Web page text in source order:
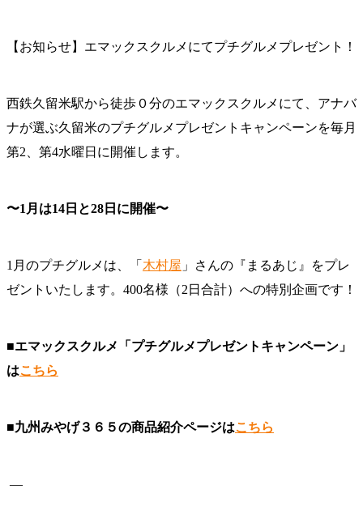
【お知らせ】エマックスクルメにてプチグルメプレゼント！
西鉄久留米駅から徒歩０分のエマックスクルメにて、アナバ
ナが選ぶ久留米のプチグルメプレゼントキャンペーンを毎月
第2、第4水曜日に開催します。
〜1月は14日と28日に開催〜
1月のプチグルメは、「 木村屋 」さんの『まるあじ』をプレ
ゼントいたします。400名様（2日合計）への特別企画です！
■エマックスクルメ「プチグルメプレゼントキャンペーン」
はこちら
■九州みやげ３６５の商品紹介ページはこちら
—